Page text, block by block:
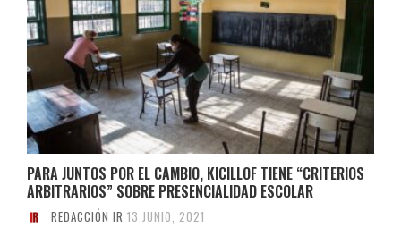
PARA JUNTOS POR EL CAMBIO, KICILLOF TIENE “CRITERIOS
ARBITRARIOS” SOBRE PRESENCIALIDAD ESCOLAR
REDACCIÓN IR 13 JUNIO, 2021